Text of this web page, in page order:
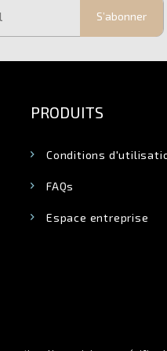
S’abonner
PRODUITS
Conditions
FAQs
Espace entreprise